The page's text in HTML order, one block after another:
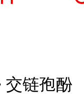
交链孢酚